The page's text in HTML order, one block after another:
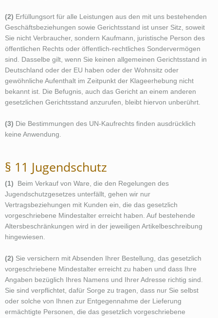
(2) Erfüllungsort für alle Leistungen aus den mit uns bestehenden
Geschäftsbeziehungen sowie Gerichtsstand ist unser Sitz, soweit
Sie nicht Verbraucher, sondern Kaufmann, juristische Person des
öffentlichen Rechts oder öffentlich-rechtliches Sondervermögen
sind. Dasselbe gilt, wenn Sie keinen allgemeinen Gerichtsstand in
Deutschland oder der EU haben oder der Wohnsitz oder
gewöhnliche Aufenthalt im Zeitpunkt der Klageerhebung nicht
bekannt ist. Die Befugnis, auch das Gericht an einem anderen
gesetzlichen Gerichtsstand anzurufen, bleibt hiervon unberührt.
(3) Die Bestimmungen des UN-Kaufrechts finden ausdrücklich
keine Anwendung.
§ 11 Jugendschutz
(1) Beim Verkauf von Ware, die den Regelungen des
Jugendschutzgesetzes unterfällt, gehen wir nur
Vertragsbeziehungen mit Kunden ein, die das gesetzlich
vorgeschriebene Mindestalter erreicht haben. Auf bestehende
Altersbeschränkungen wird in der jeweiligen Artikelbeschreibung
hingewiesen.
(2) Sie versichern mit Absenden Ihrer Bestellung, das gesetzlich
vorgeschriebene Mindestalter erreicht zu haben und dass Ihre
Angaben bezüglich Ihres Namens und Ihrer Adresse richtig sind.
Sie sind verpflichtet, dafür Sorge zu tragen, dass nur Sie selbst
oder solche von Ihnen zur Entgegennahme der Lieferung
ermächtigte Personen, die das gesetzlich vorgeschriebene